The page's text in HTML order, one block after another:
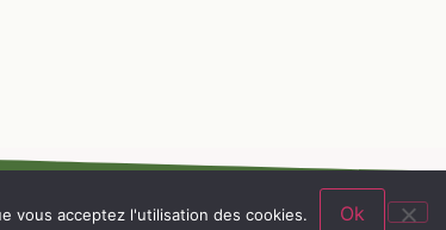
vous acceptez l'utilisation des cookies. Ok